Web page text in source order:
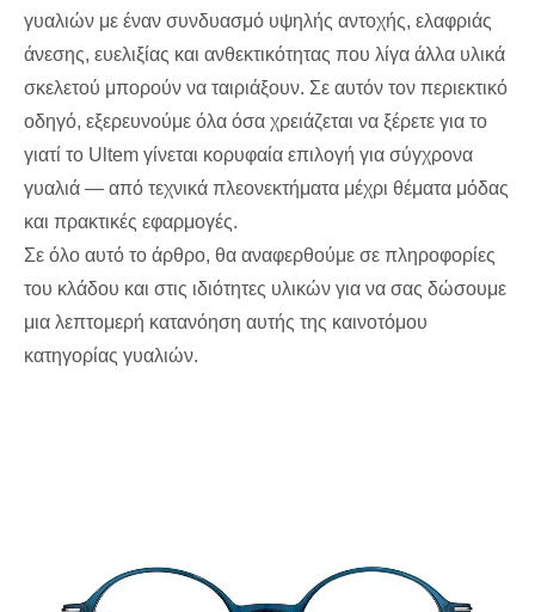
γυαλιών με έναν συνδυασμό υψηλής αντοχής, ελαφριάς
άνεσης, ευελιξίας και ανθεκτικότητας που λίγα άλλα υλικά
σκελετού μπορούν να ταιριάξουν. Σε αυτόν τον περιεκτικό
οδηγό, εξερευνούμε όλα όσα χρειάζεται να ξέρετε για το
γιατί το Ultem γίνεται κορυφαία επιλογή για σύγχρονα
γυαλιά — από τεχνικά πλεονεκτήματα μέχρι θέματα μόδας
και πρακτικές εφαρμογές.
Σε όλο αυτό το άρθρο, θα αναφερθούμε σε πληροφορίες
του κλάδου και στις ιδιότητες υλικών για να σας δώσουμε
μια λεπτομερή κατανόηση αυτής της καινοτόμου
κατηγορίας γυαλιών.